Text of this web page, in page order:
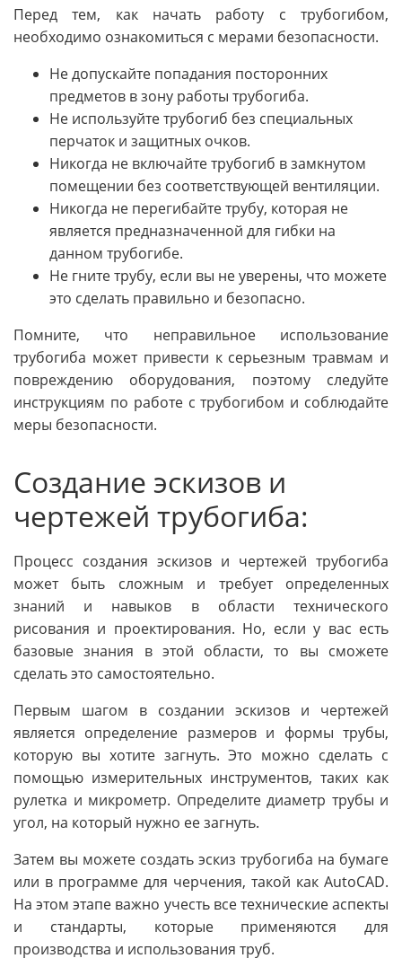
Перед тем, как начать работу с трубогибом,
необходимо ознакомиться с мерами безопасности.
Не допускайте попадания посторонних
предметов в зону работы трубогиба.
Не используйте трубогиб без специальных
перчаток и защитных очков.
Никогда не включайте трубогиб в замкнутом
помещении без соответствующей вентиляции.
Никогда не перегибайте трубу, которая не
является предназначенной для гибки на
данном трубогибе.
Не гните трубу, если вы не уверены, что можете
это сделать правильно и безопасно.
Помните, что неправильное использование
трубогиба может привести к серьезным травмам и
повреждению оборудования, поэтому следуйте
инструкциям по работе с трубогибом и соблюдайте
меры безопасности.
Создание эскизов и
чертежей трубогиба:
Процесс создания эскизов и чертежей трубогиба
может быть сложным и требует определенных
знаний и навыков в области технического
рисования и проектирования. Но, если у вас есть
базовые знания в этой области, то вы сможете
сделать это самостоятельно.
Первым шагом в создании эскизов и чертежей
является определение размеров и формы трубы,
которую вы хотите загнуть. Это можно сделать с
помощью измерительных инструментов, таких как
рулетка и микрометр. Определите диаметр трубы и
угол, на который нужно ее загнуть.
Затем вы можете создать эскиз трубогиба на бумаге
или в программе для черчения, такой как AutoCAD.
На этом этапе важно учесть все технические аспекты
и стандарты, которые применяются для
производства и использования труб.